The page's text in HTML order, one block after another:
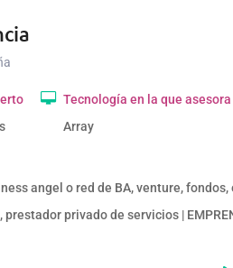
Tecnología en la que asesora
Array
angel o red de BA, venture, fondos,
prestador privado de servicios |